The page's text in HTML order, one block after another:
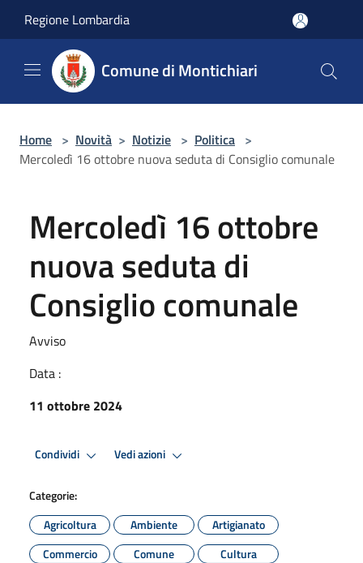
Regione Lombardia
Comune di Montichiari
Home > Novità > Notizie > Politica >
Mercoledì 16 ottobre nuova seduta di Consiglio comunale
Mercoledì 16 ottobre
nuova seduta di
Consiglio comunale
Avviso
Data :
11 ottobre 2024
Condividi Vedi azioni
Categorie:
Agricoltura
Ambiente
Artigianato
Commercio
Comune
Cultura